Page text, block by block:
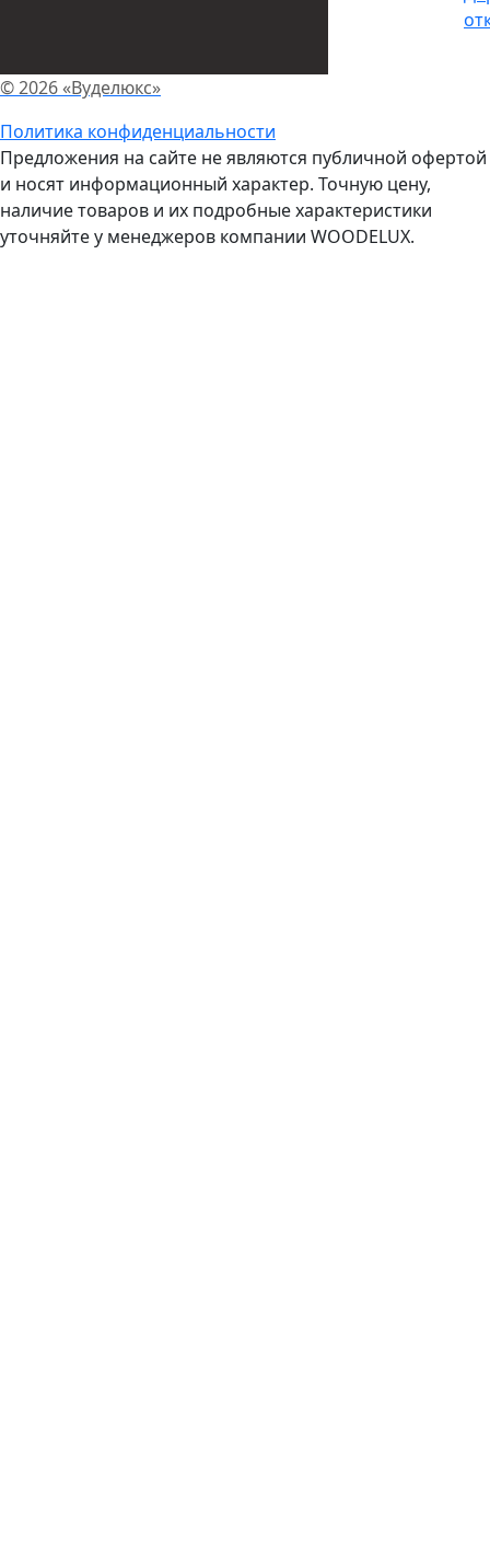
© 2026 «Вуделюкс»
Политика конфиденциальности
Предложения на сайте не являются публичной офертой
и носят информационный характер. Точную цену,
наличие товаров и их подробные характеристики
уточняйте у менеджеров компании WOODELUX.